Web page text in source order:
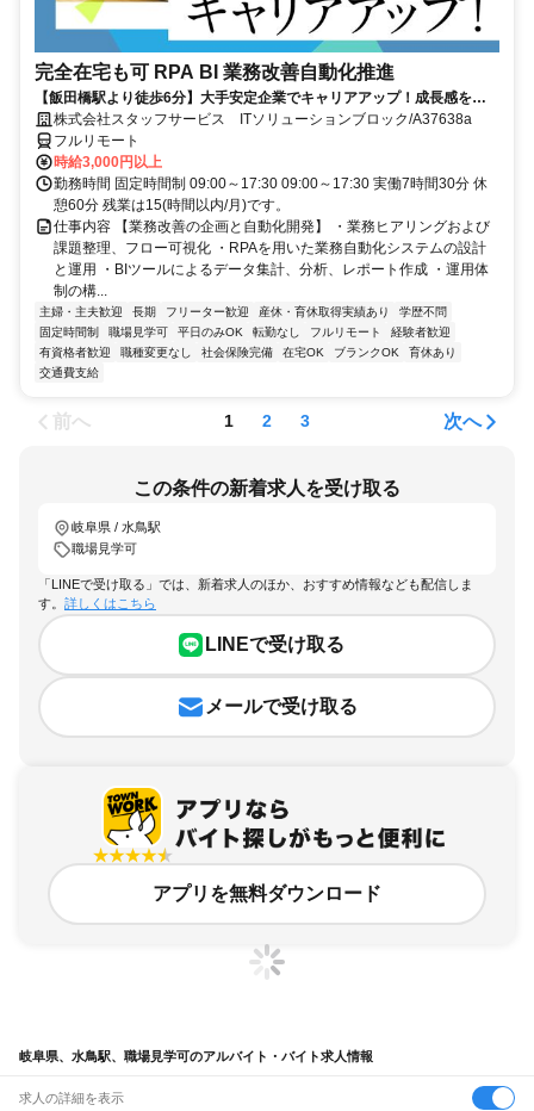
完全在宅も可 RPA BI 業務改善自動化推進
【飯田橋駅より徒歩6分】大手安定企業でキャリアアップ！成長感を感
じられる環境です♪
株式会社スタッフサービス ITソリューションブロック/A37638a
フルリモート
時給3,000円以上
勤務時間 固定時間制 09:00～17:30 09:00～17:30 実働7時間30分 休
憩60分 残業は15(時間以内/月)です。
仕事内容 【業務改善の企画と自動化開発】 ・業務ヒアリングおよび
課題整理、フロー可視化 ・RPAを用いた業務自動化システムの設計
と運用 ・BIツールによるデータ集計、分析、レポート作成 ・運用体
制の構...
主婦・主夫歓迎 長期 フリーター歓迎 産休・育休取得実績あり
学歴不問
固定時間制
職場見学可 平日のみOK 転勤なし フルリモート
経験者歓迎
有資格者歓迎
職種変更なし 社会保険完備 在宅OK ブランクOK
育休あり
交通費支給
前へ 1 2 3 次へ
この条件の新着求人を受け取る
岐阜県 / 水鳥駅
職場見学可
「LINEで受け取る」では、新着求人のほか、おすすめ情報なども配信しま
す。 詳しくはこちら
LINEで受け取る
メールで受け取る
アプリを無料ダウンロード
岐阜県、水鳥駅、職場見学可のアルバイト・バイト求人情報
求人の詳細を表示